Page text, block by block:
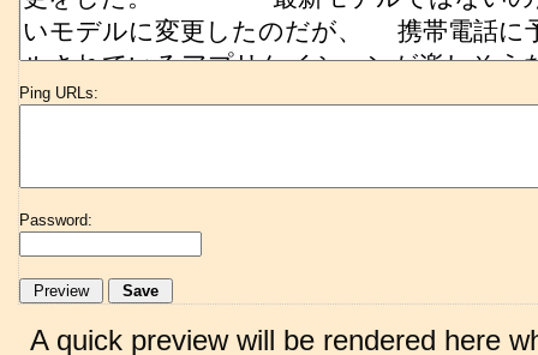
Ping URLs:
Password:
A quick preview will be rendered here